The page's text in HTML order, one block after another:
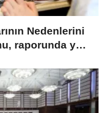
Nedenlerini
raporunda yer